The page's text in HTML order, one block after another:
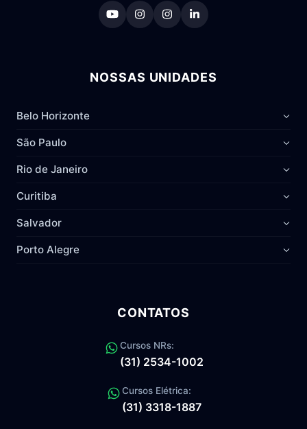
NOSSAS UNIDADES
Belo Horizonte
São Paulo
Rio de Janeiro
Curitiba
Salvador
Porto Alegre
CONTATOS
Cursos NRs:
(31) 2534-1002
Cursos Elétrica:
(31) 3318-1887